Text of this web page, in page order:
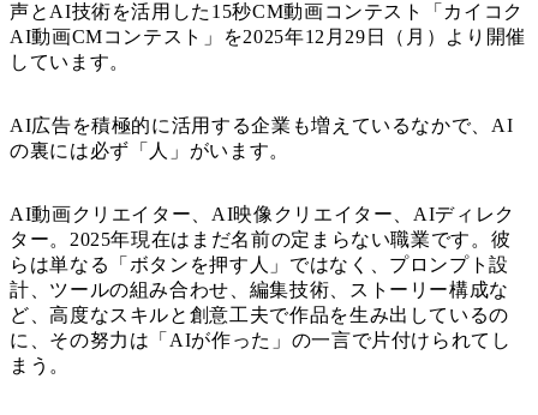
声とAI技術を活用した15秒CM動画コンテスト「カイコク
AI動画CMコンテスト」を2025年12月29日（月）より開催
しています。
AI広告を積極的に活用する企業も増えているなかで、AI
の裏には必ず「人」がいます。
AI動画クリエイター、AI映像クリエイター、AIディレク
ター。2025年現在はまだ名前の定まらない職業です。彼
らは単なる「ボタンを押す人」ではなく、プロンプト設
計、ツールの組み合わせ、編集技術、ストーリー構成な
ど、高度なスキルと創意工夫で作品を生み出しているの
に、その努力は「AIが作った」の一言で片付けられてし
まう。